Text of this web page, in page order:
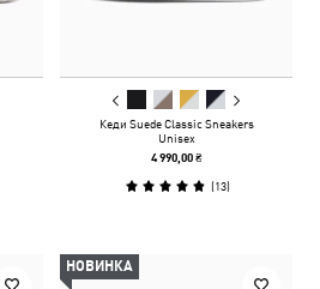
Кеди Suede Classic Sneakers
Unisex
4 990,00 ₴
(13)
НОВИНКА